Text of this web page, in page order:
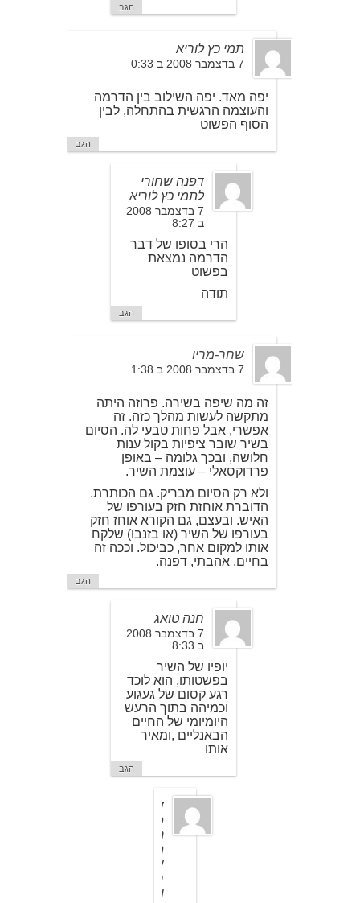
הגב
תמי כץ לוריא
7 בדצמבר 2008 ב 0:33
יפה מאד. יפה השילוב בין הדרמה
והעוצמה הרגשית בהתחלה, לבין
הסוף הפשוט
הגב
דפנה שחורי
לתמי כץ לוריא
7 בדצמבר 2008
ב 8:27
הרי בסופו של דבר
הדרמה נמצאת
בפשוט
תודה
הגב
שחר-מריו
7 בדצמבר 2008 ב 1:38
זה מה שיפה בשירה. פרוזה היתה
מתקשה לעשות מהלך כזה. זה
אפשרי, אבל פחות טבעי לה. הסיום
בשיר שובר ציפיות בקול ענות
חלושה, ובכך גלומה – באופן
פרדוקסאלי – עוצמת השיר.
ולא רק הסיום מבריק. גם הכותרת.
הדוברת אוחזת חזק בעורפו של
האיש. ובעצם, גם הקורא אוחז חזק
בעורפו של השיר (או בזנבו) שלקח
אותו למקום אחר, כביכול. וככה זה
בחיים. אהבתי, דפנה.
הגב
חנה טואג
7 בדצמבר 2008
ב 8:33
יופיו של השיר
בפשטותו, הוא לוכד
רגע קסום של געגוע
וכמיהה בתוך הרעש
היומיומי של החיים
הבאנליים ,ומאיר
אותו
הגב
ד
פ
נ
ה
ש
ח
ו